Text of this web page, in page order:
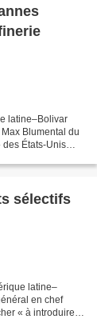
latine–Bolivar
Blumental du
des États-Unis
sélectifs
latine–
en chef
« à introduire